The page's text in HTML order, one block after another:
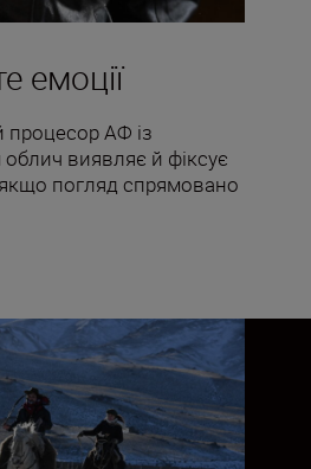
емоції
процесор АФ із
виявляє й фіксує
погляд спрямовано